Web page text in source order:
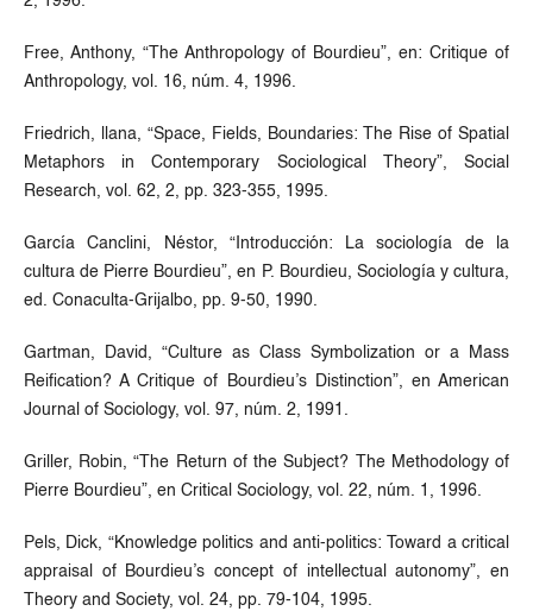
Free, Anthony, “The Anthropology of Bourdieu”, en: Critique of
Anthropology, vol. 16, núm. 4, 1996.
Friedrich, llana, “Space, Fields, Boundaries: The Rise of Spatial
Metaphors in Contemporary Sociological Theory”, Social
Research, vol. 62, 2, pp. 323-355, 1995.
García Canclini, Néstor, “Introducción: La sociología de la
cultura de Pierre Bourdieu”, en P. Bourdieu, Sociología y cultura,
ed. Conaculta-Grijalbo, pp. 9-50, 1990.
Gartman, David, “Culture as Class Symbolization or a Mass
Reification? A Critique of Bourdieu’s Distinction”, en American
Journal of Sociology, vol. 97, núm. 2, 1991.
Griller, Robin, “The Return of the Subject? The Methodology of
Pierre Bourdieu”, en Critical Sociology, vol. 22, núm. 1, 1996.
Pels, Dick, “Knowledge politics and anti-politics: Toward a critical
appraisal of Bourdieu’s concept of intellectual autonomy”, en
Theory and Society, vol. 24, pp. 79-104, 1995.